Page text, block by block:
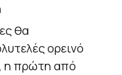
θα
ορεινό
η πρώτη από